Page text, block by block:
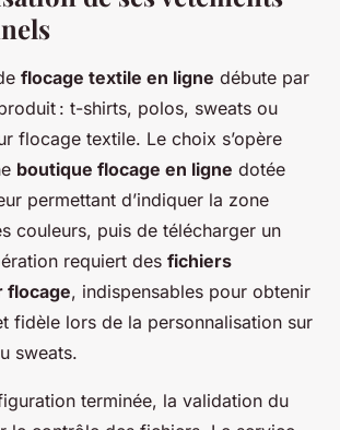
flocage textile en ligne débute par
: t-shirts, polos, sweats ou
flocage textile. Le choix s’opère
boutique flocage en ligne dotée
permettant d’indiquer la zone
couleurs, puis de télécharger un
requiert des fichiers
flocage, indispensables pour obtenir
fidèle lors de la personnalisation sur
sweats.
terminée, la validation du